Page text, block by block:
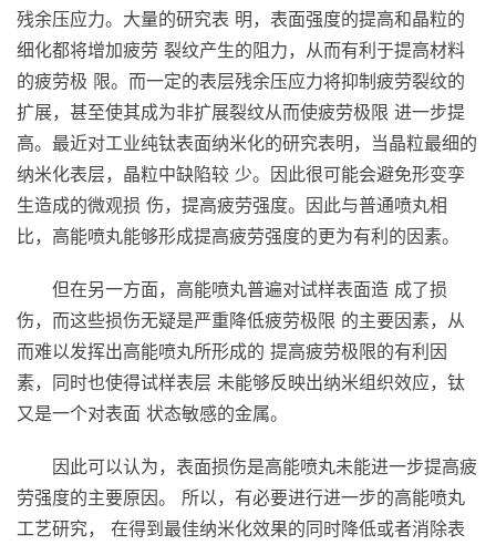
残余压应力。大量的研究表 明，表面强度的提高和晶粒的
细化都将增加疲劳 裂纹产生的阻力，从而有利于提高材料
的疲劳极 限。而一定的表层残余压应力将抑制疲劳裂纹的
扩展，甚至使其成为非扩展裂纹从而使疲劳极限 进一步提
高。最近对工业纯钛表面纳米化的研究表明，当晶粒最细的
纳米化表层，晶粒中缺陷较 少。因此很可能会避免形变孪
生造成的微观损 伤，提高疲劳强度。因此与普通喷丸相
比，高能喷丸能够形成提高疲劳强度的更为有利的因素。
但在另一方面，高能喷丸普遍对试样表面造 成了损
伤，而这些损伤无疑是严重降低疲劳极限 的主要因素，从
而难以发挥出高能喷丸所形成的 提高疲劳极限的有利因
素，同时也使得试样表层 未能够反映出纳米组织效应，钛
又是一个对表面 状态敏感的金属。
因此可以认为，表面损伤是高能喷丸未能进一步提高疲
劳强度的主要原因。 所以，有必要进行进一步的高能喷丸
工艺研究， 在得到最佳纳米化效果的同时降低或者消除表